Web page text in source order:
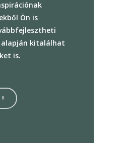
Ön is
alapján kitalálhat
is.
!